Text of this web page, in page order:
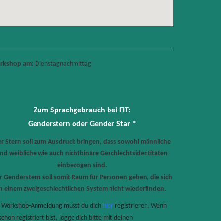
am: Dienstagnachmittag
Zum Sprachgebrauch bei FIT:
Genderstern oder Gender Star *
Stern soll zum Ausdruck bringen, dass sowohl männliche
weibliche wie auch nichtbinäre Geschlechtsidentitäten
einbezogen sind.
Genderstern soll somit Raum für Personen geben, die sich
einem zweigeschlechtlichen System nicht wiederfinden.
Workshop-Anmeldung musst du dich hier registrieren. Wenn
registriert bist, logge dich bitte mit deinen